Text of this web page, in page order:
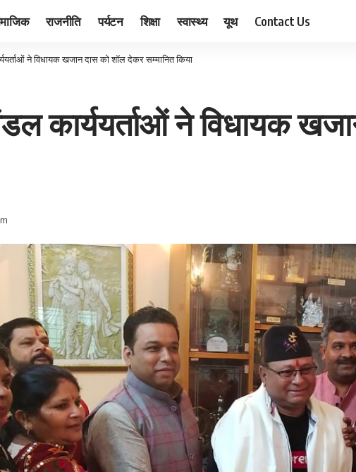
राजनीति पर्यटन शिक्षा स्वास्थ्य यूथ Contact Us
ने विधायक खजान दास को शॉल देकर सम्मानित किया
कार्ययर्ताओं ने विधायक